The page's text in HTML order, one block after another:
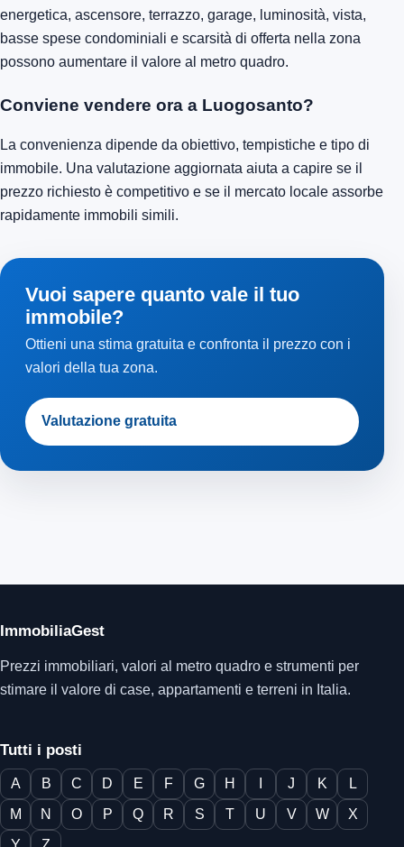
energetica, ascensore, terrazzo, garage, luminosità, vista,
basse spese condominiali e scarsità di offerta nella zona
possono aumentare il valore al metro quadro.
Conviene vendere ora a Luogosanto?
La convenienza dipende da obiettivo, tempistiche e tipo di
immobile. Una valutazione aggiornata aiuta a capire se il
prezzo richiesto è competitivo e se il mercato locale assorbe
rapidamente immobili simili.
Vuoi sapere quanto vale il tuo
immobile?
Ottieni una stima gratuita e confronta il prezzo con i
valori della tua zona.
Valutazione gratuita
ImmobiliaGest
Prezzi immobiliari, valori al metro quadro e strumenti per
stimare il valore di case, appartamenti e terreni in Italia.
Tutti i posti
A B C D E F G H J K
L
M
N O P Q R S T U V W
X